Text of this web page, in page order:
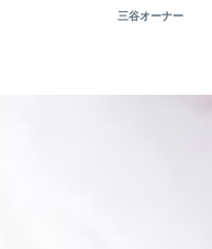
三谷オーナー